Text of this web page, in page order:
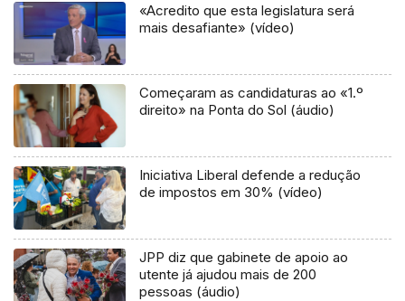
«Acredito que esta legislatura será
mais desafiante» (vídeo)
Começaram as candidaturas ao «1.º
direito» na Ponta do Sol (áudio)
Iniciativa Liberal defende a redução
de impostos em 30% (vídeo)
JPP diz que gabinete de apoio ao
utente já ajudou mais de 200
pessoas (áudio)